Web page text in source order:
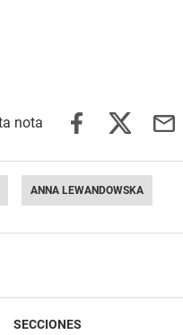
ANNA LEWANDOWSKA
SECCIONES